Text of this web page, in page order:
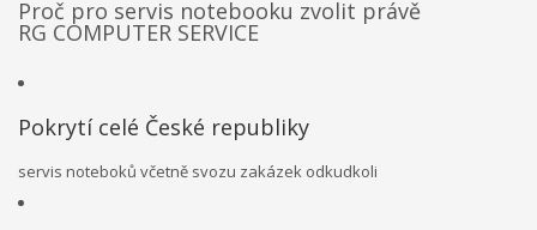
Proč pro servis notebooku zvolit právě
RG COMPUTER SERVICE
Pokrytí celé České republiky
servis noteboků včetně svozu zakázek odkudkoli